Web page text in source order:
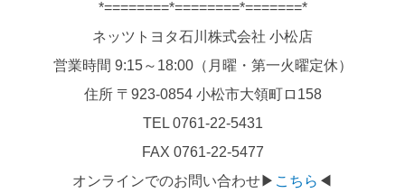
*========*========*=======*
ネッツトヨタ石川株式会社 小松店
営業時間 9:15～18:00（月曜・第一火曜定休）
住所 〒923-0854 小松市大領町ロ158
TEL 0761-22-5431
FAX 0761-22-5477
オンラインでのお問い合わせ▶ こちら ◀